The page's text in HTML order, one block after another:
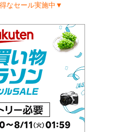
なセール実施中▼